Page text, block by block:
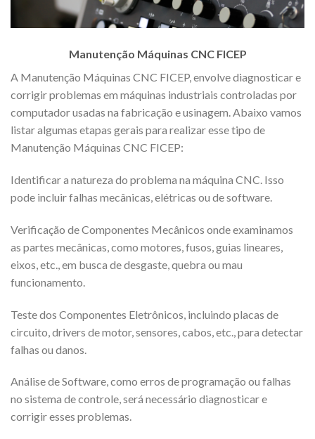
Manutenção Máquinas CNC FICEP
A Manutenção Máquinas CNC FICEP, envolve diagnosticar e
corrigir problemas em máquinas industriais controladas por
computador usadas na fabricação e usinagem. Abaixo vamos
listar algumas etapas gerais para realizar esse tipo de
Manutenção Máquinas CNC FICEP:
Identificar a natureza do problema na máquina CNC. Isso
pode incluir falhas mecânicas, elétricas ou de software.
Verificação de Componentes Mecânicos onde examinamos
as partes mecânicas, como motores, fusos, guias lineares,
eixos, etc., em busca de desgaste, quebra ou mau
funcionamento.
Teste dos Componentes Eletrônicos, incluindo placas de
circuito, drivers de motor, sensores, cabos, etc., para detectar
falhas ou danos.
Análise de Software, como erros de programação ou falhas
no sistema de controle, será necessário diagnosticar e
corrigir esses problemas.